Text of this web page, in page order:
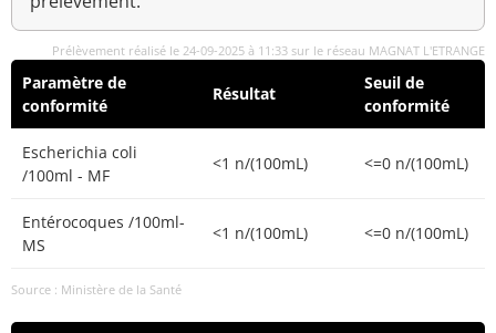
Prélèvement réalisé le 24-09-2025 à 11:33 sur le réseau MAGNAT L'ETRANGE
Paramètre de
conformité
Résultat
Seuil de
conformité
Escherichia coli
/100ml - MF
<1 n/(100mL) <=0 n/(100mL)
Entérocoques /100ml-
MS
<1 n/(100mL) <=0 n/(100mL)
Source : Ministère de la Santé